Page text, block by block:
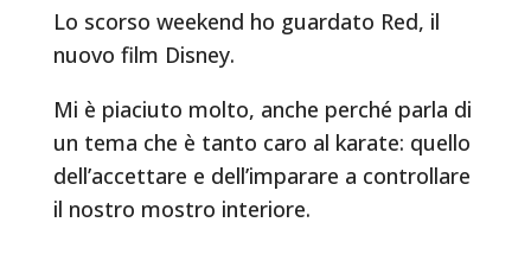
Lo scorso weekend ho guardato Red, il
nuovo film Disney.
Mi è piaciuto molto, anche perché parla di
un tema che è tanto caro al karate: quello
dell’accettare e dell’imparare a controllare
il nostro mostro interiore.